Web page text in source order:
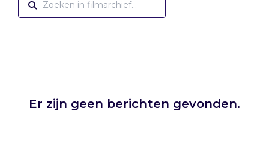
Er zijn geen berichten gevonden.